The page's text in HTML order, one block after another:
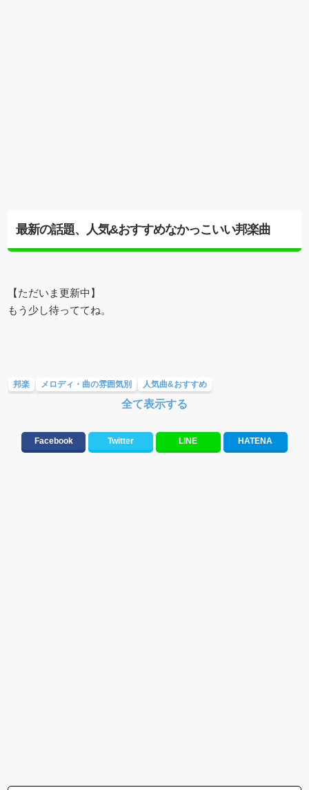
最新の話題、人気&おすすめなかっこいい邦楽曲
【ただいま更新中】
もう少し待っててね。
邦楽 メロディ・曲の雰囲気別 人気曲&おすすめ
テンションが上がる歌&盛り上がる曲全て表示する
Facebook Twitter LINE HATENA